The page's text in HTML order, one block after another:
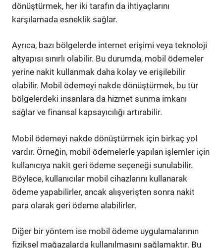
dönüştürmek, her iki tarafın da ihtiyaçlarını
karşılamada esneklik sağlar.
Ayrıca, bazı bölgelerde internet erişimi veya teknoloji
altyapısı sınırlı olabilir. Bu durumda, mobil ödemeler
yerine nakit kullanmak daha kolay ve erişilebilir
olabilir. Mobil ödemeyi nakde dönüştürmek, bu tür
bölgelerdeki insanlara da hizmet sunma imkanı
sağlar ve finansal kapsayıcılığı artırabilir.
Mobil ödemeyi nakde dönüştürmek için birkaç yol
vardır. Örneğin, mobil ödemelerle yapılan işlemler için
kullanıcıya nakit geri ödeme seçeneği sunulabilir.
Böylece, kullanıcılar mobil cihazlarını kullanarak
ödeme yapabilirler, ancak alışverişten sonra nakit
para olarak geri ödeme alabilirler.
Diğer bir yöntem ise mobil ödeme uygulamalarının
fiziksel mağazalarda kullanılmasını sağlamaktır. Bu